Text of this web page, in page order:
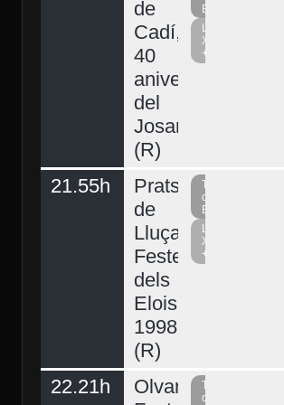
Demà
de
Cadí,
40
aniversari
del
Josart
(R)
Berguedà
La
Xarxa
+
21.55h
Prats
de
Lluçanès,
Festes
dels
Elois
1998
(R)
Televisió
del
Berguedà
La
Xarxa
+
22.21h
Olvan,
Televisió
del